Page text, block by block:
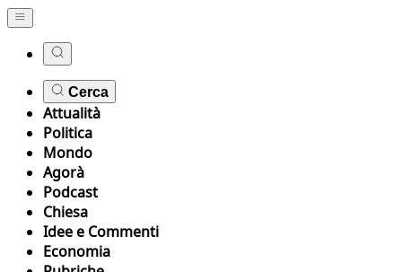
Cerca
Attualità
Politica
Mondo
Agorà
Podcast
Chiesa
Idee e Commenti
Economia